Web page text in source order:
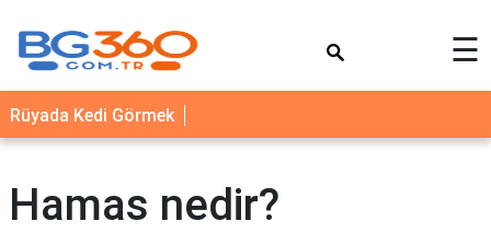
YEMEK
TARİFLERİ
NEDİR
☰
Rüyada Kedi Görmek
Hamas nedir?